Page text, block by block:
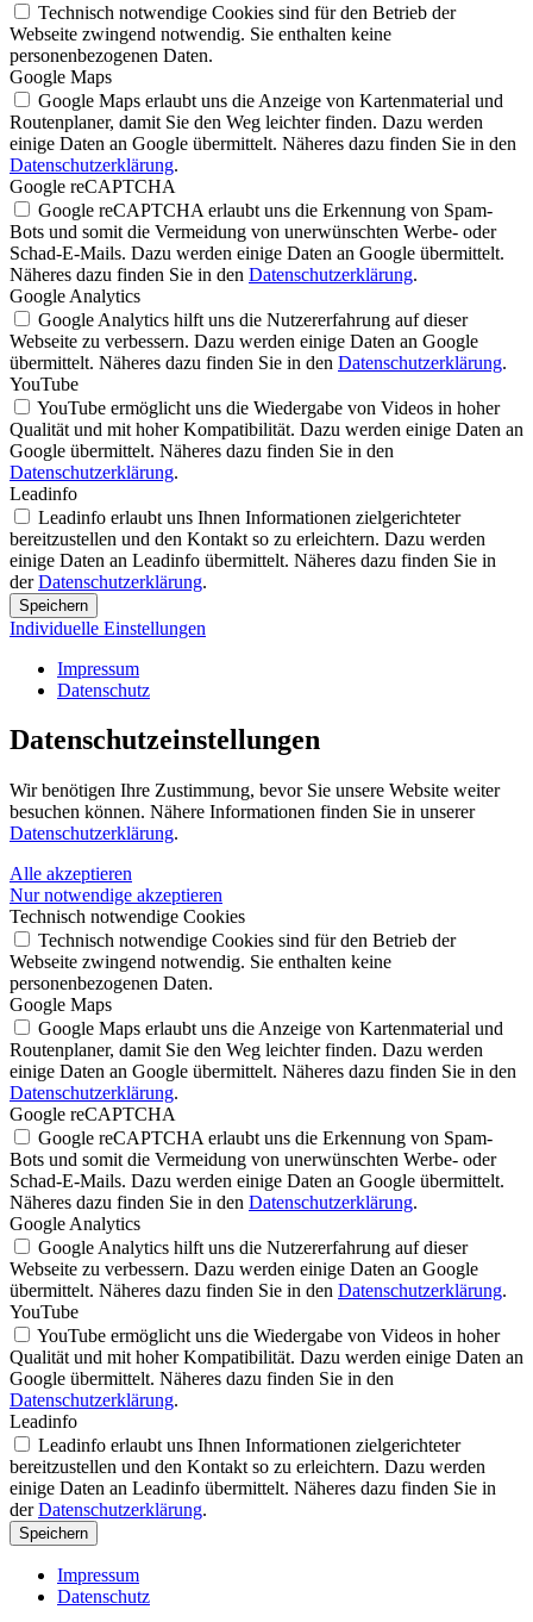
Technisch notwendige Cookies sind für den Betrieb der
Webseite zwingend notwendig. Sie enthalten keine
personenbezogenen Daten.
Google Maps
Google Maps erlaubt uns die Anzeige von Kartenmaterial und
Routenplaner, damit Sie den Weg leichter finden. Dazu werden
einige Daten an Google übermittelt. Näheres dazu finden Sie in den
Datenschutzerklärung.
Google reCAPTCHA
Google reCAPTCHA erlaubt uns die Erkennung von Spam-
Bots und somit die Vermeidung von unerwünschten Werbe- oder
Schad-E-Mails. Dazu werden einige Daten an Google übermittelt.
Näheres dazu finden Sie in den Datenschutzerklärung.
Google Analytics
Google Analytics hilft uns die Nutzererfahrung auf dieser
Webseite zu verbessern. Dazu werden einige Daten an Google
übermittelt. Näheres dazu finden Sie in den Datenschutzerklärung.
YouTube
YouTube ermöglicht uns die Wiedergabe von Videos in hoher
Qualität und mit hoher Kompatibilität. Dazu werden einige Daten an
Google übermittelt. Näheres dazu finden Sie in den
Datenschutzerklärung.
Leadinfo
Leadinfo erlaubt uns Ihnen Informationen zielgerichteter
bereitzustellen und den Kontakt so zu erleichtern. Dazu werden
einige Daten an Leadinfo übermittelt. Näheres dazu finden Sie in
derDatenschutzerklärung.
Speichern
Individuelle Einstellungen
Impressum
Datenschutz
Datenschutz­einstellungen
Wir benötigen Ihre Zustimmung, bevor Sie unsere Website weiter
besuchen können. Nähere Informationen finden Sie in unserer
Datenschutzerklärung.
Alle akzeptieren
Nur notwendige akzeptieren
Technisch notwendige Cookies
Technisch notwendige Cookies sind für den Betrieb der
Webseite zwingend notwendig. Sie enthalten keine
personenbezogenen Daten.
Google Maps
Google Maps erlaubt uns die Anzeige von Kartenmaterial und
Routenplaner, damit Sie den Weg leichter finden. Dazu werden
einige Daten an Google übermittelt. Näheres dazu finden Sie in den
Datenschutzerklärung.
Google reCAPTCHA
Google reCAPTCHA erlaubt uns die Erkennung von Spam-
Bots und somit die Vermeidung von unerwünschten Werbe- oder
Schad-E-Mails. Dazu werden einige Daten an Google übermittelt.
Näheres dazu finden Sie in den Datenschutzerklärung.
Google Analytics
Google Analytics hilft uns die Nutzererfahrung auf dieser
Webseite zu verbessern. Dazu werden einige Daten an Google
übermittelt. Näheres dazu finden Sie in den Datenschutzerklärung.
YouTube
YouTube ermöglicht uns die Wiedergabe von Videos in hoher
Qualität und mit hoher Kompatibilität. Dazu werden einige Daten an
Google übermittelt. Näheres dazu finden Sie in den
Datenschutzerklärung.
Leadinfo
Leadinfo erlaubt uns Ihnen Informationen zielgerichteter
bereitzustellen und den Kontakt so zu erleichtern. Dazu werden
einige Daten an Leadinfo übermittelt. Näheres dazu finden Sie in
derDatenschutzerklärung.
Speichern
Impressum
Datenschutz